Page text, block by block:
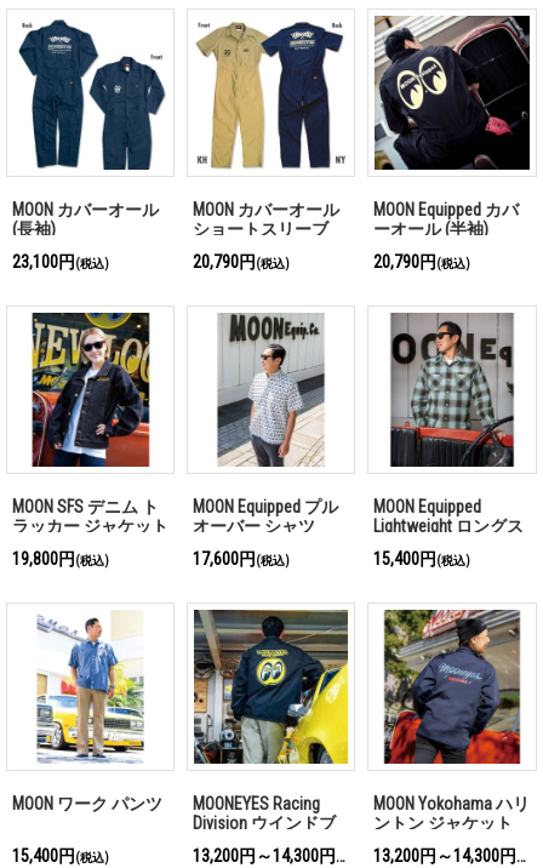
MOON カバーオール
(長袖)
23,100円 (税込)
MOON カバーオール
ショートスリーブ
20,790円 (税込)
MOON Equipped カバ
ーオール (半袖)
20,790円 (税込)
MOON SFS デニム ト
ラッカー ジャケット
19,800円 (税込)
MOON Equipped プル
オーバー シャツ
17,600円 (税込)
MOON Equipped
Lightweight ロングス
リーブ シャツ
15,400円 (税込)
MOON ワーク パンツ
15,400円 (税込)
MOONEYES Racing
Division ウインドブ
レーカー
13,200円～14,300円
(税込)
MOON Yokohama ハリ
ントン ジャケット
13,200円～14,300円
(税